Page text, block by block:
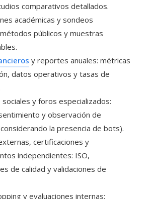
comparativos detallados.
académicas y sondeos
públicos y muestras
y reportes anuales: métricas
datos operativos y tasas de
y foros especializados:
y observación de
la presencia de bots).
certificaciones y
independientes: ISO,
de calidad y validaciones de
y evaluaciones internas: